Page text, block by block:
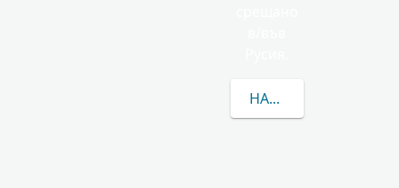
НАУЧЕТЕ ПОВЕЧЕ ЗА